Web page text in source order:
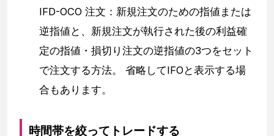
IFD-OCO 注文：新規注文のための指値または
逆指値と、新規注文が執行された後の利益確
定の指値・損切り注文の逆指値の3つをセット
で注文する方法。 省略してIFOと表示する場
合もあります。
時間帯を絞ってトレードする